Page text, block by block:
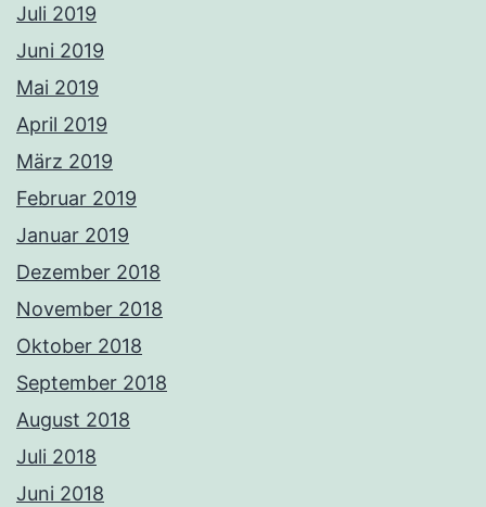
Juli 2019
Juni 2019
Mai 2019
April 2019
März 2019
Februar 2019
Januar 2019
Dezember 2018
November 2018
Oktober 2018
September 2018
August 2018
Juli 2018
Juni 2018